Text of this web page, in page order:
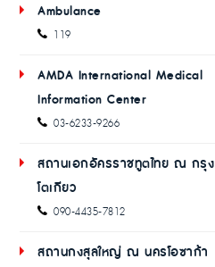
Ambulance
119
AMDA International Medical
Information Center
03-6233-9266
สถานเอกอัครราชทูตไทย ณ กรุง
โตเกียว
090-4435-7812
สถานกงสุลใหญ่ ณ นครโอซาก้า